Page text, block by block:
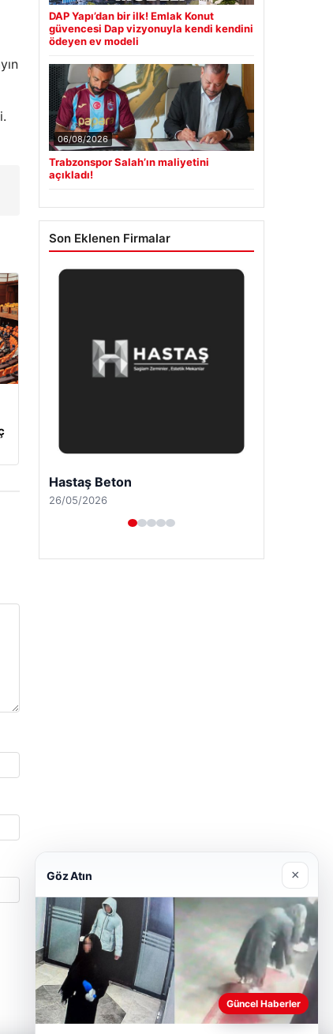
DAP Yapı’dan bir ilk! Emlak Konut
güvencesi Dap vizyonuyla kendi kendini
ödeyen ev modeli
06/08/2026
Trabzonspor Salah’ın maliyetini
açıkladı!
Son Eklenen Firmalar
Enes Kaplan Avukatlık Bürosu
28/04/2026
Göz Atın ×
Güncel Haberler